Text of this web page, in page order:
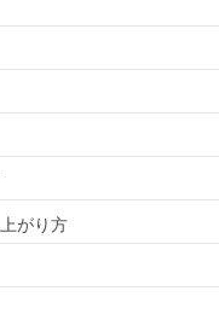
がり方